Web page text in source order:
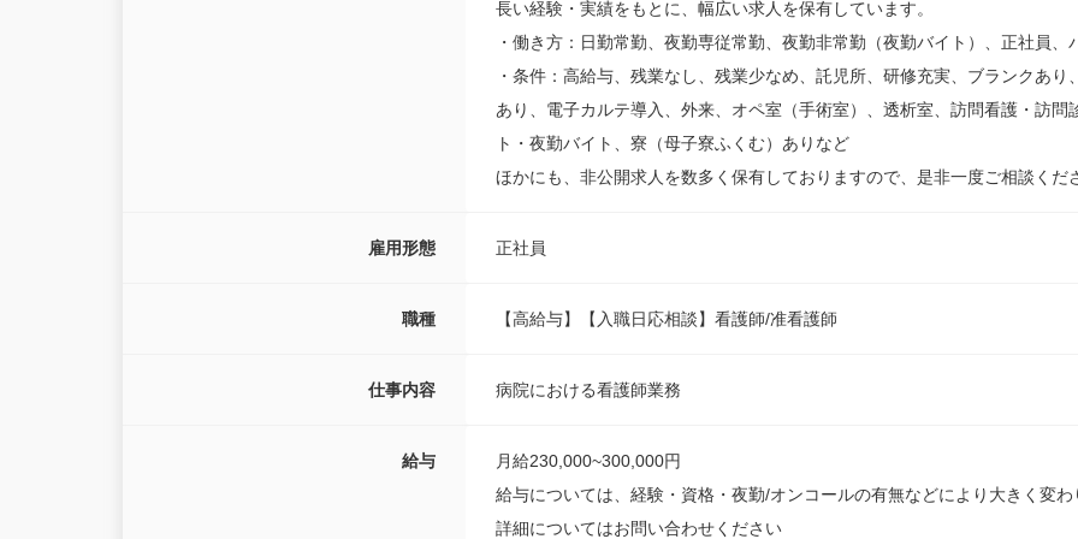
長い経験・実績をもとに、幅広い求人を保有しています。
・働き方：日勤常勤、夜勤専従常勤、夜勤非常勤（夜勤バイト）、正社員、
・条件：高給与、残業なし、残業少なめ、託児所、研修充実、ブランクあ
あり、電子カルテ導入、外来、オペ室（手術室）、透析室、訪問看護・訪
ト・夜勤バイト、寮（母子寮ふくむ）ありなど
ほかにも、非公開求人を数多く保有しておりますので、是非一度ご相談くだ
雇用形態 正社員
職種 【高給与】【入職日応相談】看護師/准看護師
仕事内容 病院における看護師業務
給与
月給230,000~300,000円
給与については、経験・資格・夜勤/オンコールの有無などにより大きく変わ
詳細についてはお問い合わせください